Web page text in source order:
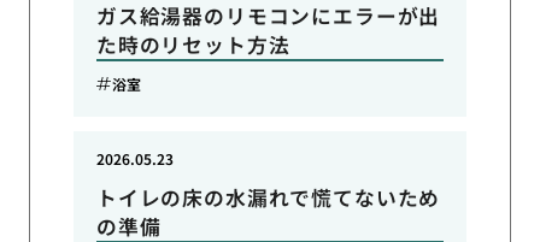
ガス給湯器のリモコンにエラーが出
た時のリセット方法
浴室
トイレの床の水漏れで慌てないため
の準備
2026.05.23